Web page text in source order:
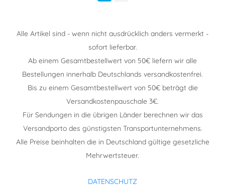
Alle Artikel sind - wenn nicht ausdrücklich anders vermerkt -
sofort lieferbar.
Ab einem Gesamtbestellwert von 50€ liefern wir alle
Bestellungen innerhalb Deutschlands versandkostenfrei.
Bis zu einem Gesamtbestellwert von 50€ beträgt die
Versandkostenpauschale 3€.
Für Sendungen in die übrigen Länder berechnen wir das
Versandporto des günstigsten Transportunternehmens.
Alle Preise beinhalten die in Deutschland gültige gesetzliche
Mehrwertsteuer.
DATENSCHUTZ